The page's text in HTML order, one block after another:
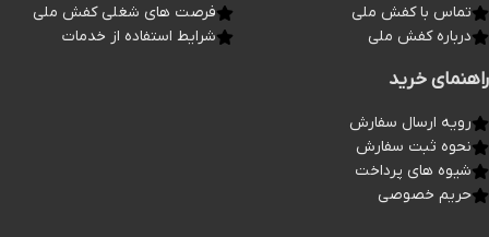
تماس با کفش ملی
درباره کفش ملی
فرصت های شغلی کفش ملی
شرایط استفاده از خدمات
راهنمای خرید
رویه ارسال سفارش
نحوه ثبت سفارش
شیوه های پرداخت
حریم خصوصی